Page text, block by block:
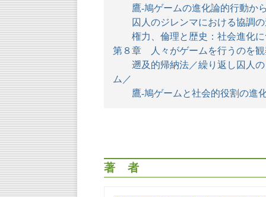
鷹-鳩ゲームの進化論的行動か
囚人のジレンマにおける協調の
権力、倫理と歴史：社会進化に
第８章 人々がゲームを行うのを
遡及的帰納法／繰り返し囚人の
ム／
鷹-鳩ゲームと社会的役割の進
著者